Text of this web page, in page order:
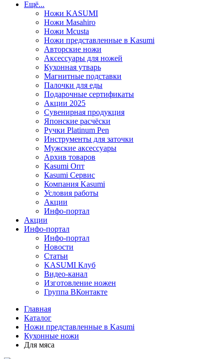
Ещё...
Ножи KASUMI
Ножи Masahiro
Ножи Mcusta
Ножи представленные в Kasumi
Авторские ножи
Аксессуары для ножей
Кухонная утварь
Магнитные подставки
Палочки для еды
Подарочные сертификаты
Акции 2025
Сувенирная продукция
Японские расчёски
Ручки Platinum Pen
Инструменты для заточки
Мужские аксессуары
Архив товаров
Kasumi Опт
Кasumi Сервис
Компания Kasumi
Условия работы
Акции
Инфо-портал
Акции
Инфо-портал
Инфо-портал
Новости
Статьи
KASUMI Клуб
Видео-канал
Изготовление ножен
Группа ВКонтакте
Главная
Каталог
Ножи представленные в Kasumi
Кухонные ножи
Для мяса